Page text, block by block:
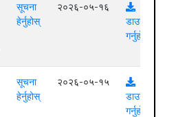
सूचना
हेर्नुहोस्
२०२६-०५-१६
डाउनलोड
गर्नुहोस्
सूचना
हेर्नुहोस्
२०२६-०५-१५
डाउनलोड
गर्नुहोस्